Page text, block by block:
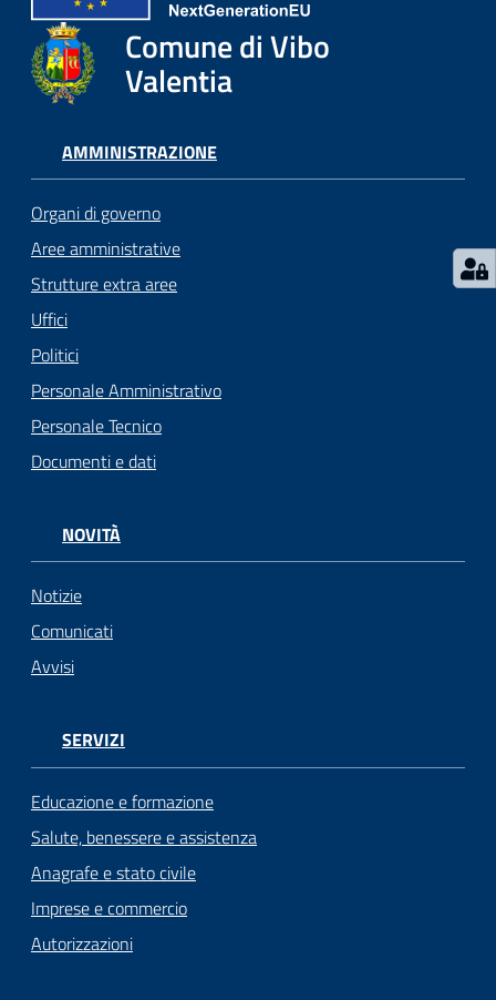
argomenti... Comune di Vibo
Valentia
AMMINISTRAZIONE
Organi di governo
Aree amministrative
Strutture extra aree
Uffici
Politici
Personale Amministrativo
Personale Tecnico
Documenti e dati
NOVITÀ
Notizie
Comunicati
Avvisi
SERVIZI
Educazione e formazione
Salute, benessere e assistenza
Anagrafe e stato civile
Imprese e commercio
Autorizzazioni